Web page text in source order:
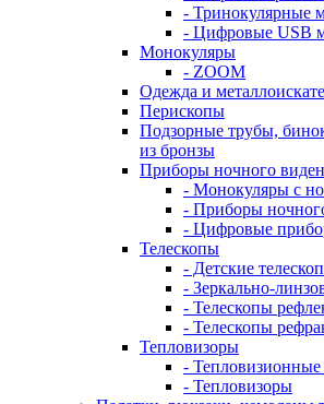
- Тринокулярные
- Цифровые USB
Монокуляры
- ZOOM
Одежда и
Перископы
Подзорные трубы,
из бронзы
Приборы ночного
- Монокуляры с
- Приборы
- Цифровые
Телескопы
- Детские
- Зеркально-
- Телескопы
- Телескопы
Тепловизоры
-
- Тепловизоры